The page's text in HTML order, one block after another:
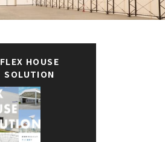
FLEX HOUSE
SOLUTION